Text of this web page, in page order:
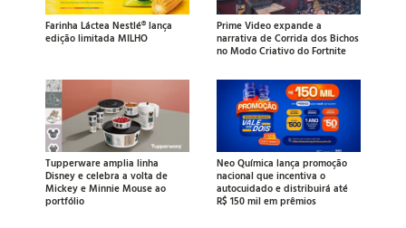
Farinha Láctea Nestlé® lança
edição limitada MILHO
Prime Video expande a
narrativa de Corrida dos Bichos
no Modo Criativo do Fortnite
Tupperware amplia linha
Disney e celebra a volta de
Mickey e Minnie Mouse ao
portfólio
Neo Química lança promoção
nacional que incentiva o
autocuidado e distribuirá até
R$ 150 mil em prêmios